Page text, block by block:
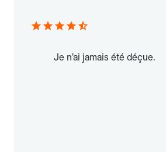
Je n’ai jamais été déçue.